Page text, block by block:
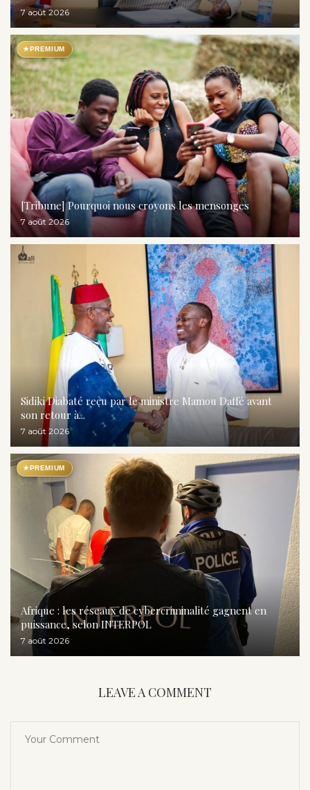
7 août 2026
★PREMIUM
[Tribune] Pourquoi nous croyons les mensonges
7 août 2026
Sidiki Diabaté reçu par le ministre Mamou Daffé avant
son retour à...
7 août 2026
★PREMIUM
Afrique : les réseaux de cybercriminalité gagnent en
puissance, selon INTERPOL
7 août 2026
LEAVE A COMMENT